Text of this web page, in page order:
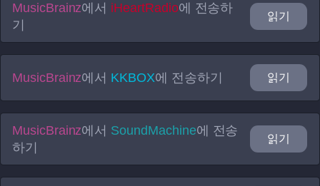
MusicBrainz에서 iHeartRadio에 전송하
기
읽기
MusicBrainz에서 KKBOX에 전송하기 읽기
MusicBrainz에서 SoundMachine에 전송
하기
읽기